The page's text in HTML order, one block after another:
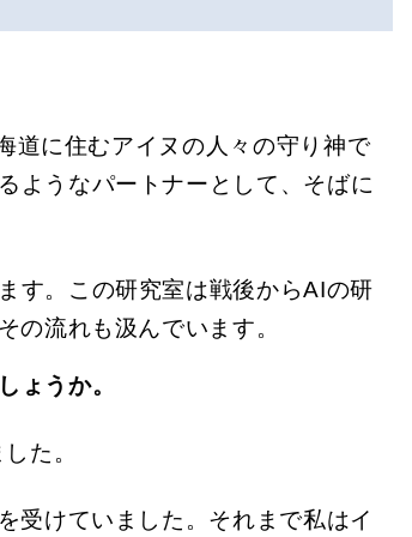
道に住むアイヌの人々の守り神で
ようなパートナーとして、そばに
す。この研究室は戦後からAIの研
の流れも汲んでいます。
ょうか。
た。
受けていました。それまで私はイ